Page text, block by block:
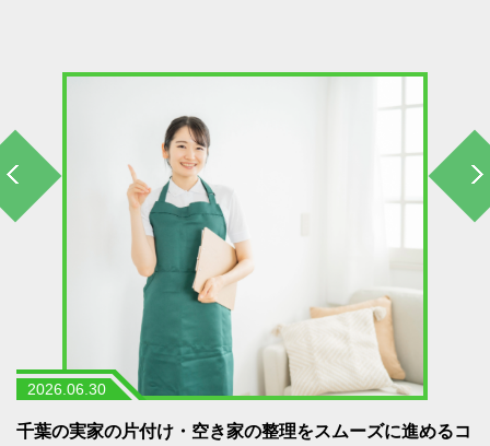
2026.06.30
千葉の実家の片付け・空き家の整理をスムーズに進めるコ